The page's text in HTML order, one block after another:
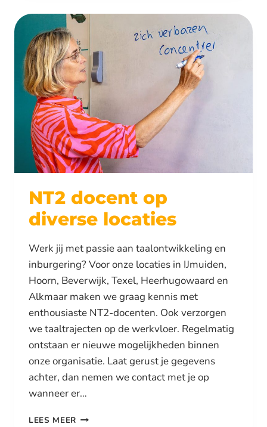
OP
WERKVLOER
NT2 docent op
diverse locaties
Werk jij met passie aan taalontwikkeling en
inburgering? Voor onze locaties in IJmuiden,
Hoorn, Beverwijk, Texel, Heerhugowaard en
Alkmaar maken we graag kennis met
enthousiaste NT2-docenten. Ook verzorgen
we taaltrajecten op de werkvloer. Regelmatig
ontstaan er nieuwe mogelijkheden binnen
onze organisatie. Laat gerust je gegevens
achter, dan nemen we contact met je op
wanneer er…
LEES MEER NT2